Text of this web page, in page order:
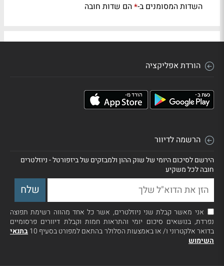
השדות המסומנים ב-*הם שדות חובה
הורדת אפליקציה
הרשמה לדיוור
הירשם לסיכום היומי של שוק ההון ולמבזקים של ביזפורטל - ניוזלטרים
חובה לכל משקיע
אני מאשר קבלת שני ניוזלטרים, אשר כל אחד מהווה רשימת תפוצה
נפרדת, בנושאים סיכום יומי והתראות חמות וקבלת דיוורים פרסומיים
בדואר אלקטרוני ו/ או באמצעות הסלולר בהתאם למפורט בסעיף 10
בתנאי
השימוש